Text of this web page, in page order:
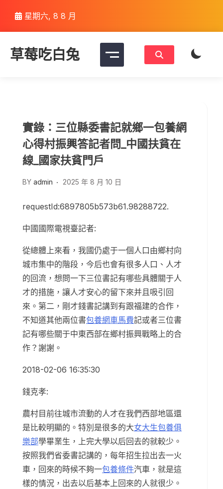
content
星期六, 8 8 月
草莓吃白兔
實錄：三位縣委書記就鄉一包養網
心得村振興答記者問_中國扶貧在
線_國家扶貧門戶
BY admin 2025 年 8 月 10 日
requestId:6897805b573b61.98288722.
中國國際電視臺記者:
從總體上來看，我國仍處于一個人口由鄉村向
城市集中的階段，今后也會有很多人口、人才
的回流，想問一下三位書記有哪些具體關于人
才的措施，讓人才安心的留下來并且吸引回
來。第二，剛才錢書記講到有跟福建的合作，
不知道其他兩位書包養網車馬費記或者三位書
記有哪些關于中東西部在鄉村振興戰略上的合
作？謝謝。
2018-02-06 16:35:30
錢克孝:
農村目前往城市流動的人才在我們西部地區還
是比較明顯的。特別是很多的大女大生包養俱
樂部學畢業生，上完大學以后回去的就較少。
按照我們省委書記講的，每年招生拉出去一火
車，回來的時候不夠一包養條件汽車，就是這
樣的情況，出去以后基本上回來的人就很少。